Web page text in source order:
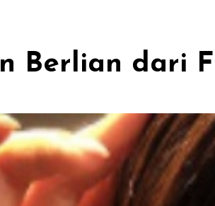
Berlian dari